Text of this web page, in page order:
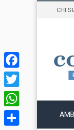
CHI
Facebook
Twitter
WhatsApp